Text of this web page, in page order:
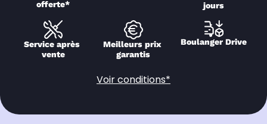
offerte*
jours
Service après
vente
Meilleurs prix
garantis
Boulanger Drive
Voir conditions*